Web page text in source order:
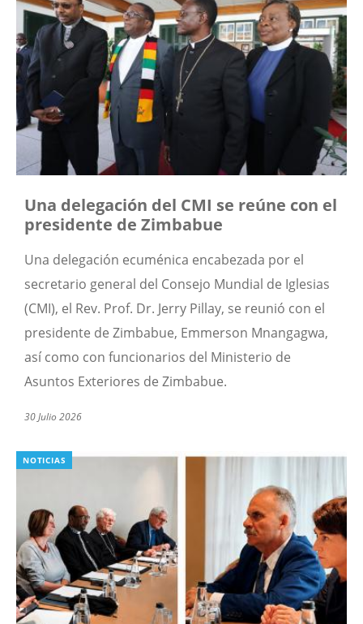
Una delegación del CMI se reúne con el
presidente de Zimbabue
Una delegación ecuménica encabezada por el
secretario general del Consejo Mundial de Iglesias
(CMI), el Rev. Prof. Dr. Jerry Pillay, se reunió con el
presidente de Zimbabue, Emmerson Mnangagwa,
así como con funcionarios del Ministerio de
Asuntos Exteriores de Zimbabue.
30 Julio 2026
NOTICIAS